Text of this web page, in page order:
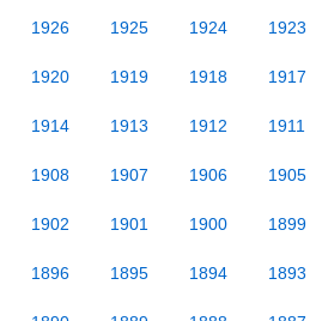
1926 1925 1924 1923
1920 1919 1918 1917
1914 1913 1912 1911
1908 1907 1906 1905
1902 1901 1900 1899
1896 1895 1894 1893